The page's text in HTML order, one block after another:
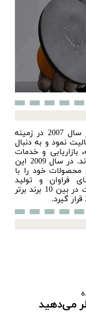
(اس آر بی SRB) در سال 2007 در زمینه
نمود و به دنبال
و خدمات
پس از فروش به این شرکت اضافه شدند. در سال 2009 این
خود را با
فراوان و تولید
محصولات با کیفیت، اس آر بی توانست در بین 10 برند برتر
می‌دهید